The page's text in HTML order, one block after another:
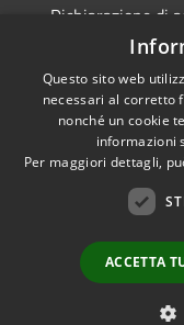
Dichiarazione di
Accessibilità
Privacy
Questo sito web
necessari al corretto
nonché un cookie
informazioni
Per maggiori dettagli,
ACCETTA